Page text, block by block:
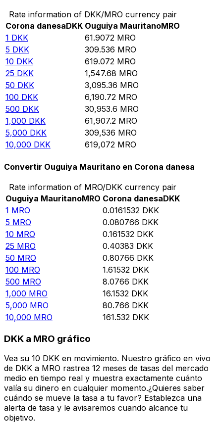
Rate information of DKK/MRO currency pair
Corona danesaDKK Ouguiya MauritanoMRO
1 DKK 61.9072 MRO
5 DKK 309.536 MRO
10 DKK 619.072 MRO
25 DKK 1,547.68 MRO
50 DKK 3,095.36 MRO
100 DKK 6,190.72 MRO
500 DKK 30,953.6 MRO
1,000 DKK 61,907.2 MRO
5,000 DKK 309,536 MRO
10,000 DKK 619,072 MRO
Convertir Ouguiya Mauritano en Corona danesa
Rate information of MRO/DKK currency pair
Ouguiya MauritanoMRO Corona danesaDKK
1 MRO 0.0161532 DKK
5 MRO 0.080766 DKK
10 MRO 0.161532 DKK
25 MRO 0.40383 DKK
50 MRO 0.80766 DKK
100 MRO 1.61532 DKK
500 MRO 8.0766 DKK
1,000 MRO 16.1532 DKK
5,000 MRO 80.766 DKK
10,000 MRO 161.532 DKK
DKK a MRO gráfico
Vea su 10 DKK en movimiento. Nuestro gráfico en vivo
de DKK a MRO rastrea 12 meses de tasas del mercado
medio en tiempo real y muestra exactamente cuánto
valía su dinero en cualquier momento.¿Quieres saber
cuándo se mueve la tasa a tu favor? Establezca una
alerta de tasa y le avisaremos cuando alcance tu
objetivo.